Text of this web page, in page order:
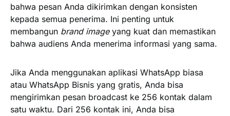
bahwa pesan Anda dikirimkan dengan konsisten
kepada semua penerima. Ini penting untuk
membangun brand imageyang kuat dan memastikan
bahwa audiens Anda menerima informasi yang sama.
Jika Anda menggunakan aplikasi WhatsApp biasa
atau WhatsApp Bisnis yang gratis, Anda bisa
mengirimkan pesan broadcast ke 256 kontak dalam
satu waktu. Dari 256 kontak ini, Anda bisa